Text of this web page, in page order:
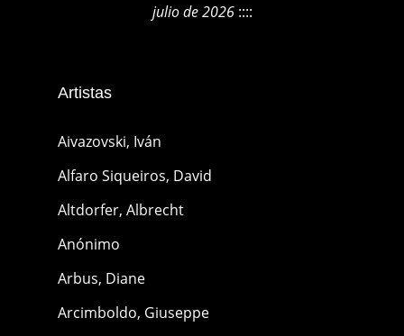
julio de 2026::::
Artistas
Aivazovski, Iván
Alfaro Siqueiros, David
Altdorfer, Albrecht
Anónimo
Arbus, Diane
Arcimboldo, Giuseppe